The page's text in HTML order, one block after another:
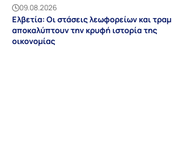
09.08.2026
Ελβετία: Οι στάσεις λεωφορείων και τραμ
αποκαλύπτουν την κρυφή ιστορία της
οικονομίας